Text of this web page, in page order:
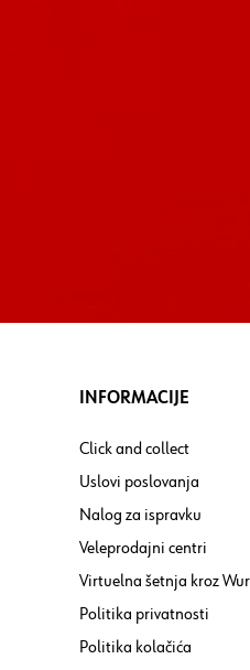
INFORMACIJE
Click and collect
Uslovi poslovanja
Nalog za ispravku
Veleprodajni centri
Virtuelna šetnja kroz
Politika privatnosti
Politika kolačića